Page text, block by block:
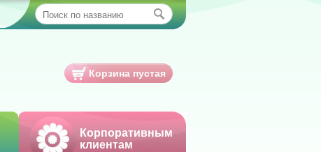
Корзина пустая
Корпоративным
клиентам